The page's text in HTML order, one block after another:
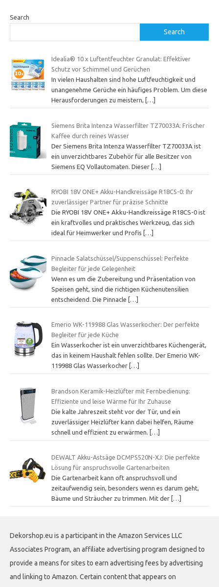
Search
Search
Idealia® 10 x Luftentfeuchter Granulat: Effektiver
Schutz vor Schimmel und Gerüchen
In vielen Haushalten sind hohe Luftfeuchtigkeit und
unangenehme Gerüche ein häufiges Problem. Um diese
Herausforderungen zu meistern,
[…]
Siemens Brita Intenza Wasserfilter TZ70033A: Frischer
Kaffee durch reines Wasser
Der Siemens Brita Intenza Wasserfilter TZ70033A ist
ein unverzichtbares Zubehör für alle Besitzer von
Siemens EQ Vollautomaten. Dieser […]
RYOBI 18V ONE+ Akku-Handkreissäge R18CS-0: Ihr
zuverlässiger Partner für präzise Schnitte
Die RYOBI 18V ONE+ Akku-Handkreissäge R18CS-0 ist
ein kraftvolles und praktisches Werkzeug, das sich
ideal für Heimwerker und Profis
[…]
Pinnacle Salatschüssel/Suppenschüssel: Perfekte
Begleiter für jede Gelegenheit
Wenn es um die Zubereitung und Präsentation von
Speisen geht, sind die richtigen Küchenutensilien
entscheidend. Die Pinnacle […]
Emerio WK-119988 Glas Wasserkocher: Der perfekte
Begleiter für jede Küche
Ein Wasserkocher ist ein unverzichtbares Küchengerät,
das in keinem Haushalt fehlen sollte. Der Emerio WK-
119988 Glas Wasserkocher […]
Brandson Keramik-Heizlüfter mit Fernbedienung:
Effiziente und leise Wärme für Ihr Zuhause
Die kalte Jahreszeit steht vor der Tür, und ein
zuverlässiger Heizlüfter kann dabei helfen, Räume
schnell und effizient zu erwärmen.
[…]
DEWALT Akku-Astsäge DCMPS520N-XJ: Die perfekte
Lösung für anspruchsvolle Gartenarbeiten
Die Gartenarbeit kann oft anspruchsvoll und
zeitaufwendig sein, besonders wenn es darum geht,
Bäume und Sträucher zu trimmen. Mit der […]
Dekorshop.eu is a participant in the Amazon Services LLC
Associates Program, an affiliate advertising program designed to
provide a means for sites to earn advertising fees by advertising
and linking to Amazon. Certain content that appears on